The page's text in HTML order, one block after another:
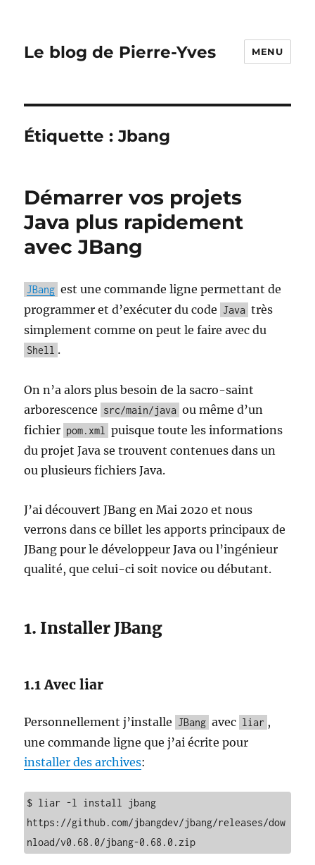
Le blog de Pierre-Yves MENU
Étiquette :Jbang
Démarrer vos projets
Java plus rapidement
avec JBang
JBang est une commande ligne permettant de
programmer et d’exécuter du code Java très
simplement comme on peut le faire avec du
Shell .
On n’a alors plus besoin de la sacro-saint
arborescence src/main/java ou même d’un
fichier pom.xml
puisque toute les informations
du projet Java se trouvent contenues dans un
ou plusieurs fichiers Java.
J’ai découvert JBang en Mai 2020 et nous
verrons dans ce billet les apports principaux de
JBang pour le développeur Java ou l’ingénieur
qualité, que celui-ci soit novice ou débutant.
1. Installer JBang
1.1 Avec liar
Personnellement j’installe JBang avec liar ,
une commande ligne que j’ai écrite pour
installer des archives:
$ liar -l install jbang
https://github.com/jbangdev/jbang/releases/dow
nload/v0.68.0/jbang-0.68.0.zip